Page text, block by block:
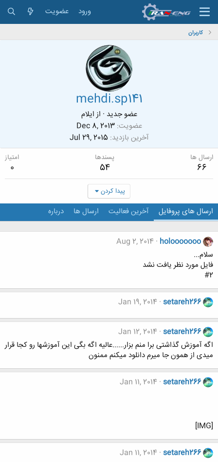
ورود عضویت
کاربران
mehdi.sp141
عضو جدید · ازایلام
عضویت Dec 8, 2013
آخرین بازدید Jul 29, 2015
ارسال ها
66
پسندها
54
امتیاز
0
پیدا کردن
ارسال های پروفایل آخرین فعالیت ارسال ها درباره
holooooooo
Aug 2, 2014
سلام...
فایل مورد نظر یافت نشد
#2
setareh266
Jan 19, 2014
setareh266
Jan 12, 2014
اگه آموزش گذاشتی برا منم بزار......عالیه اگه بگی این آموزشها رو کجا قرار
میدی از همون جا میرم دانلود میکنم ممنون
setareh266
Jan 11, 2014
[IMG]
setareh266
Jan 11, 2014